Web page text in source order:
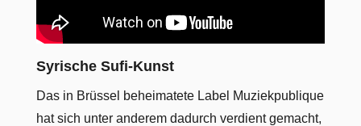
Syrische Sufi-Kunst
Das in Brüssel beheimatete Label Muziekpublique
hat sich unter anderem dadurch verdient gemacht,